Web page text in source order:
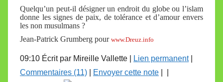
Quelqu’un peut-il désigner un endroit du globe ou l’islam
donne les signes de paix, de tolérance et d’amour envers
les non musulmans ?
Jean-Patrick Grumberg pour www.Dreuz.info
09:10 Écrit par Mireille Vallette | Lien permanent|
Commentaires (11)
Envoyer cette note